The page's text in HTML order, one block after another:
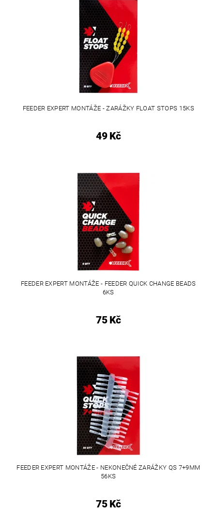
FEEDER EXPERT MONTÁŽE - ZARÁŽKY FLOAT STOPS 15KS
49 Kč
FEEDER EXPERT MONTÁŽE - FEEDER QUICK CHANGE BEADS
6KS
75 Kč
FEEDER EXPERT MONTÁŽE - NEKONEČNÉ ZARÁŽKY QS 7+9MM
56KS
75 Kč